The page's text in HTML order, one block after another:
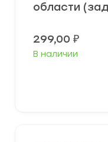
области
299,00 ₽
В наличии